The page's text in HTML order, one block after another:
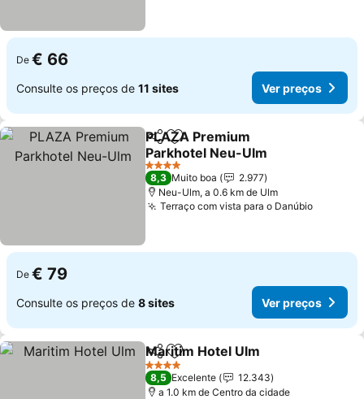
De € 66
Consulte os preços de 11 sites Ver preços
PartilharAdicionar aos favoritos
PLAZA Premium
Parkhotel Neu-Ulm
Ver preços
4 Estrelas
8,3 Muito boa
2.977
Neu-Ulm, a 0.6 km de Ulm
Terraço com vista para o DanúbioVer
De € 79
Consulte os preços de 8 sites Ver preços
PartilharAdicionar aos favoritos
Maritim Hotel Ulm
4 Estrelas
8,5 Excelente
12.343
a 1.0 km de Centro da cidade